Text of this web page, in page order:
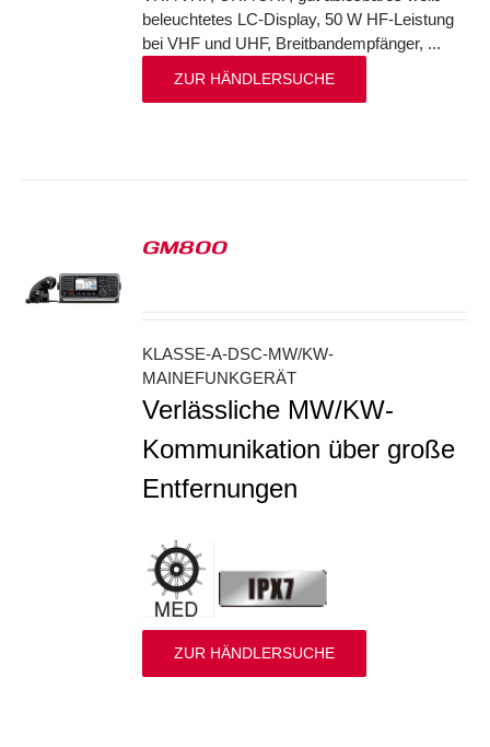
beleuchtetes LC-Display, 50 W HF-Leistung
bei VHF und UHF, Breitbandempfänger, ...
ZUR HÄNDLERSUCHE
GM800
KLASSE-A-DSC-MW/KW-
MAINEFUNKGERÄT
Verlässliche MW/KW-
Kommunikation über große
Entfernungen
ZUR HÄNDLERSUCHE